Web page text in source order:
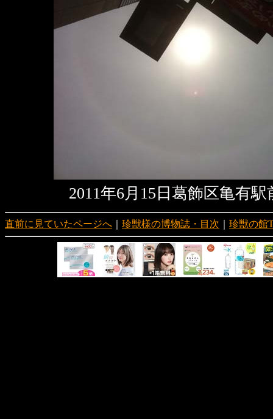
2011年6月15日葛飾区亀有
直前に見ていたページへ 珍獣様の博物誌・目次 珍獣の館